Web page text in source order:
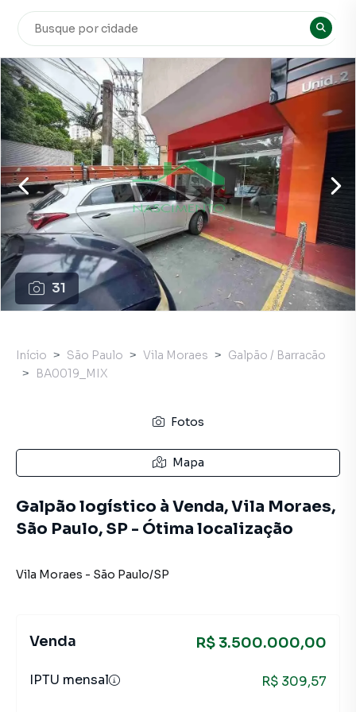
31
Início São Paulo Vila Moraes
Galpão / Barracão
BA0019_MIX
Fotos
Mapa
Galpão logístico à Venda, Vila Moraes,
São Paulo, SP - Ótima localização
Vila Moraes - São Paulo/SP
Venda R$ 3.500.000,00
IPTU mensal R$ 309,57